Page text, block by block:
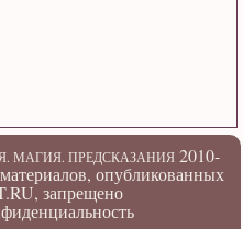
МАГИЯ. ПРЕДСКАЗАНИЯ2010-
опубликованных
запрещено